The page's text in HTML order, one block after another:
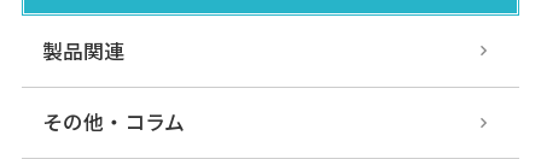
形センサ
PEX eco
製品関連
その他・コラム